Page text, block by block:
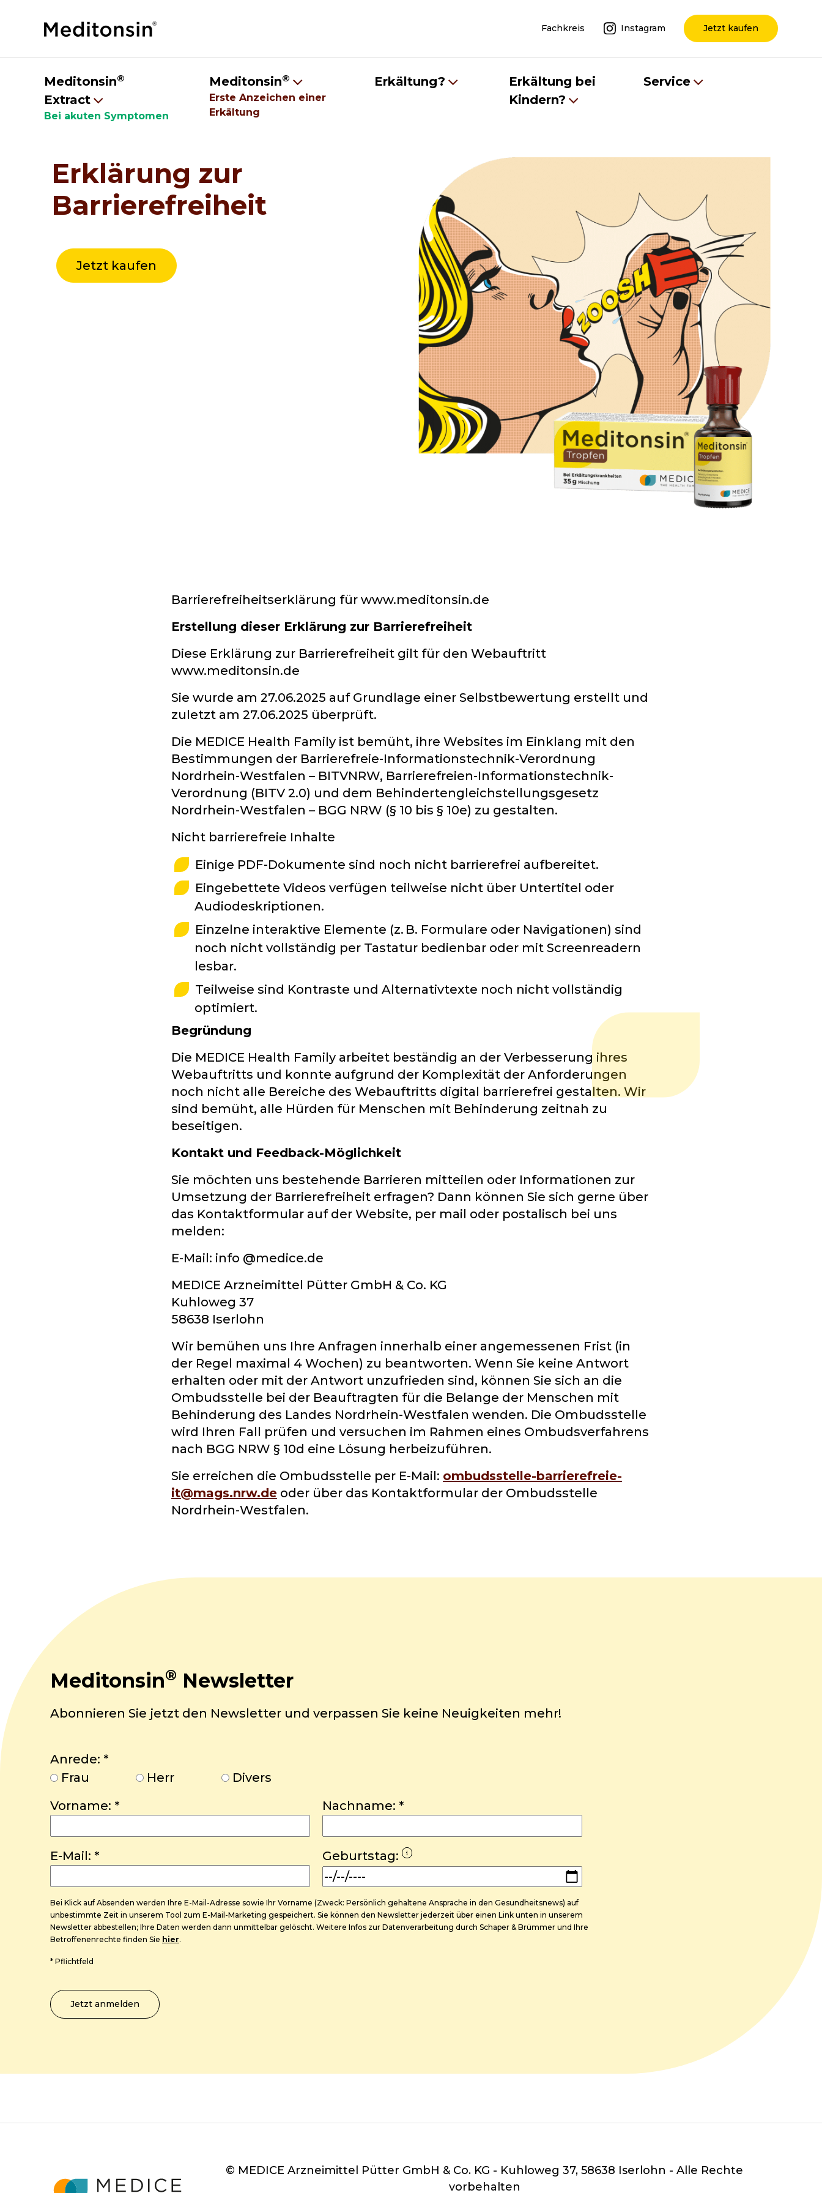
Fachkreis Instagram Jetzt kaufen
Meditonsin®
Extract
Bei akuten Symptomen
Meditonsin®
Erste Anzeichen einer
Erkältung
Erkältung?
Erkältung bei
Kindern?
Service
Erklärung zur
Barrierefreiheit
Jetzt kaufen
Barrierefreiheitserklärung für www.meditonsin.de
Erstellung dieser Erklärung zur Barrierefreiheit
Diese Erklärung zur Barrierefreiheit gilt für den Webauftritt
www.meditonsin.de
Sie wurde am 27.06.2025 auf Grundlage einer Selbstbewertung erstellt und
zuletzt am 27.06.2025 überprüft.
Die MEDICE Health Family ist bemüht, ihre Websites im Einklang mit den
Bestimmungen der Barrierefreie-Informationstechnik-Verordnung
Nordrhein-Westfalen – BITVNRW, Barrierefreien-Informationstechnik-
Verordnung (BITV 2.0) und dem Behindertengleichstellungsgesetz
Nordrhein-Westfalen – BGG NRW (§ 10 bis § 10e) zu gestalten.
Nicht barrierefreie Inhalte
Einige PDF-Dokumente sind noch nicht barrierefrei aufbereitet.
Eingebettete Videos verfügen teilweise nicht über Untertitel oder
Audiodeskriptionen.
Einzelne interaktive Elemente (z. B. Formulare oder Navigationen) sind
noch nicht vollständig per Tastatur bedienbar oder mit Screenreadern
lesbar.
Teilweise sind Kontraste und Alternativtexte noch nicht vollständig
optimiert.
Begründung
Die MEDICE Health Family arbeitet beständig an der Verbesserung ihres
Webauftritts und konnte aufgrund der Komplexität der Anforderungen
noch nicht alle Bereiche des Webauftritts digital barrierefrei gestalten. Wir
sind bemüht, alle Hürden für Menschen mit Behinderung zeitnah zu
beseitigen.
Kontakt und Feedback-Möglichkeit
Sie möchten uns bestehende Barrieren mitteilen oder Informationen zur
Umsetzung der Barrierefreiheit erfragen? Dann können Sie sich gerne über
das Kontaktformular auf der Website, per mail oder postalisch bei uns
melden:
E-Mail: info @medice.de
MEDICE Arzneimittel Pütter GmbH & Co. KG
Kuhloweg 37
58638 Iserlohn
Wir bemühen uns Ihre Anfragen innerhalb einer angemessenen Frist (in
der Regel maximal 4 Wochen) zu beantworten. Wenn Sie keine Antwort
erhalten oder mit der Antwort unzufrieden sind, können Sie sich an die
Ombudsstelle bei der Beauftragten für die Belange der Menschen mit
Behinderung des Landes Nordrhein-Westfalen wenden. Die Ombudsstelle
wird Ihren Fall prüfen und versuchen im Rahmen eines Ombudsverfahrens
nach BGG NRW § 10d eine Lösung herbeizuführen.
Sie erreichen die Ombudsstelle per E-Mail: ombudsstelle-barrierefreie-
it@mags.nrw.de oder über das Kontaktformular der Ombudsstelle
Nordrhein-Westfalen.
Meditonsin® Newsletter
Abonnieren Sie jetzt den Newsletter und verpassen Sie keine Neuigkeiten mehr!
Anrede: *
Frau
Herr
Divers
Vorname: * Nachname: *
E-Mail: * Geburtstag:
Bei Klick auf Absenden werden Ihre E-Mail-Adresse sowie Ihr Vorname (Zweck: Persönlich gehaltene Ansprache in den Gesundheitsnews) auf
unbestimmte Zeit in unserem Tool zum E-Mail-Marketing gespeichert. Sie können den Newsletter jederzeit über einen Link unten in unserem
Newsletter abbestellen; Ihre Daten werden dann unmittelbar gelöscht. Weitere Infos zur Datenverarbeitung durch Schaper & Brümmer und Ihre
Betroffenenrechte finden Sie hier.
* Pflichtfeld
© MEDICE Arzneimittel Pütter GmbH & Co. KG - Kuhloweg 37, 58638 Iserlohn - Alle Rechte
vorbehalten